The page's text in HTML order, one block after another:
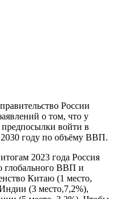
России
о том, что у
предпосылки войти в
году по объёму ВВП.
2023 года Россия
глобального ВВП и
Китаю (1 место,
(3 место,7,2%),